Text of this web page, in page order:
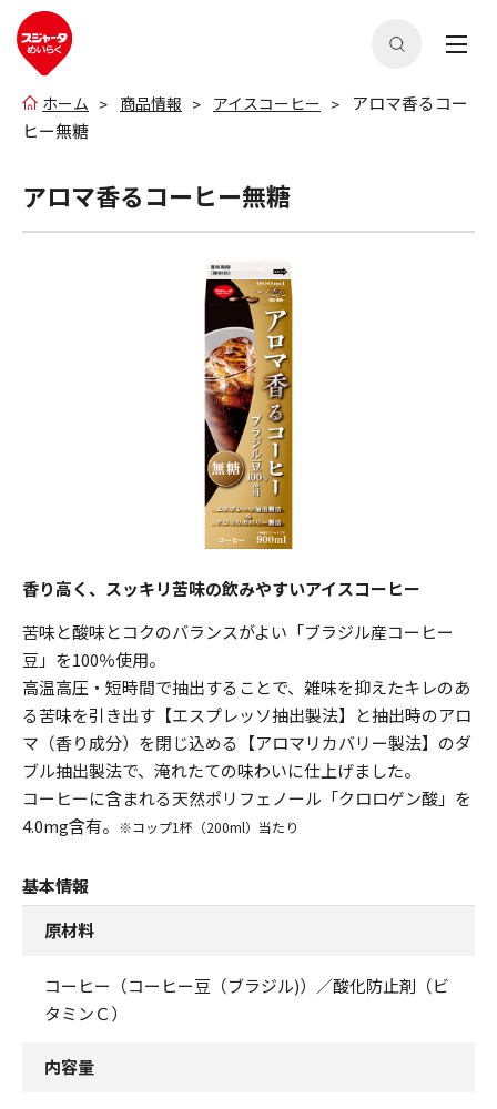
ホーム 商品情報 アイスコーヒー
アロマ香るコー
ヒー無糖
アロマ香るコーヒー無糖
香り高く、スッキリ苦味の飲みやすいアイスコーヒー
苦味と酸味とコクのバランスがよい「ブラジル産コーヒー
豆」を100％使用。
高温高圧・短時間で抽出することで、雑味を抑えたキレのあ
る苦味を引き出す【エスプレッソ抽出製法】と抽出時のアロ
マ（香り成分）を閉じ込める【アロマリカバリー製法】のダ
ブル抽出製法で、淹れたての味わいに仕上げました。
コーヒーに含まれる天然ポリフェノール「クロロゲン酸」を
4.0mg含有。 ※コップ1杯（200ml）当たり
基本情報
原材料
コーヒー（コーヒー豆（ブラジル)）／酸化防止剤（ビ
タミンＣ）
内容量